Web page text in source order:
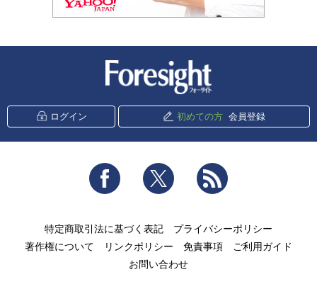
ログイン 初めての方 会員登録
Facebook Twitter
特定商取引法に基づく表記
プライバシーポリシー
著作権について
リンクポリシー 免責事項
ご利用ガイド
お問い合わせ